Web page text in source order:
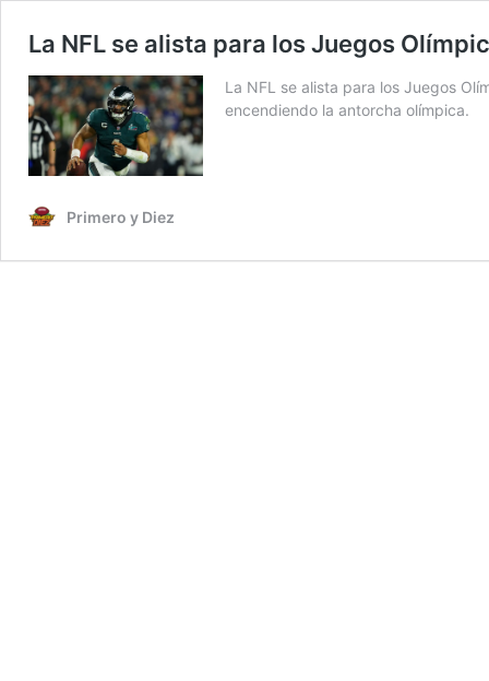
La NFL se alista para los Juegos
La NFL se alista para los Juegos
encendiendo la antorcha olímpica.
Primero y Diez